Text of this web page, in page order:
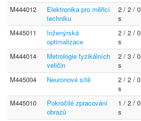
M444012
Elektronika pro měřicí
techniku
2 / 2 / 0
s
M445011
Inženýrská
optimalizace
2 / 2 / 0
s
M444014
Metrologie fyzikálních
veličin
2 / 3 / 0
s
M445004 Neuronové sítě
2 / 2 / 0
s
M445010
Pokročilé zpracování
obrazů
1 / 2 / 0
s